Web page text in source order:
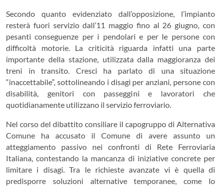
Secondo quanto evidenziato dall’opposizione, l’impianto
resterà fuori servizio dall’11 maggio fino al 26 giugno, con
pesanti conseguenze per i pendolari e per le persone con
difficoltà motorie. La criticità riguarda infatti una parte
importante della stazione, utilizzata dalla maggioranza dei
treni in transito. Cresci ha parlato di una situazione
“inaccettabile”, sottolineando i disagi per anziani, persone con
disabilità, genitori con passeggini e lavoratori che
quotidianamente utilizzano il servizio ferroviario.
Nel corso del dibattito consiliare il capogruppo di Alternativa
Comune ha accusato il Comune di avere assunto un
atteggiamento passivo nei confronti di Rete Ferroviaria
Italiana, contestando la mancanza di iniziative concrete per
limitare i disagi. Tra le richieste avanzate vi è quella di
predisporre soluzioni alternative temporanee, come lo